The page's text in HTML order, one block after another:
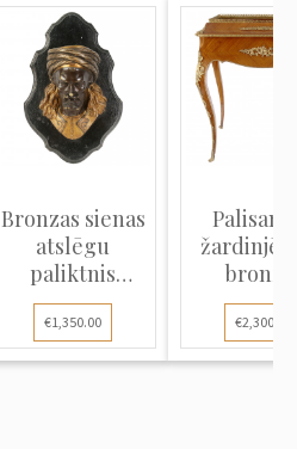
Bronzas sienas
atslēgu
paliktnis
"Maurs"
€1,350.00 €2,300.00